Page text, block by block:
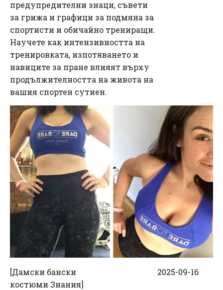
предупредителни знаци, съвети
за грижа и графици за подмяна за
спортисти и обичайно трениращи.
Научете как интензивността на
тренировката, изпотяването и
навиците за пране влияят върху
продължителността на живота на
вашия спортен сутиен.
[Дамски бански
костюми Знания]
2025-09-16